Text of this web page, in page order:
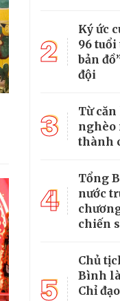
2
Ký ức
96
bản
đội
3
Từ
nghèo
thành
4
Tổng
nước
chiến
5
Chủ
Bình
Chỉ